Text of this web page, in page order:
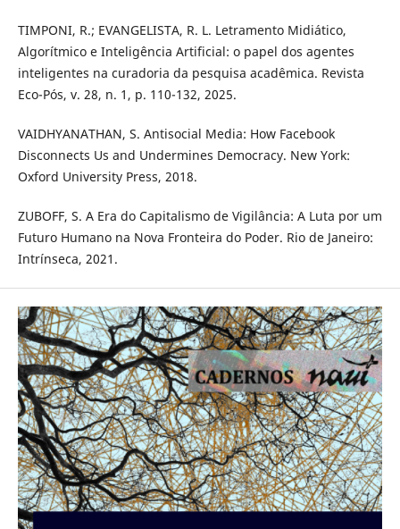
TIMPONI, R.; EVANGELISTA, R. L. Letramento Midiático,
Algorítmico e Inteligência Artificial: o papel dos agentes
inteligentes na curadoria da pesquisa acadêmica. Revista
Eco-Pós, v. 28, n. 1, p. 110-132, 2025.
VAIDHYANATHAN, S. Antisocial Media: How Facebook
Disconnects Us and Undermines Democracy. New York:
Oxford University Press, 2018.
ZUBOFF, S. A Era do Capitalismo de Vigilância: A Luta por um
Futuro Humano na Nova Fronteira do Poder. Rio de Janeiro:
Intrínseca, 2021.